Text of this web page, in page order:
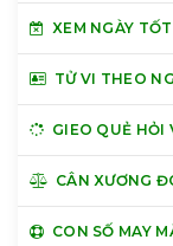
XEM NGÀY
TỬ VI THEO
GIEO QUẺ HỎI
CÂN XƯƠNG
CON SỐ MAY